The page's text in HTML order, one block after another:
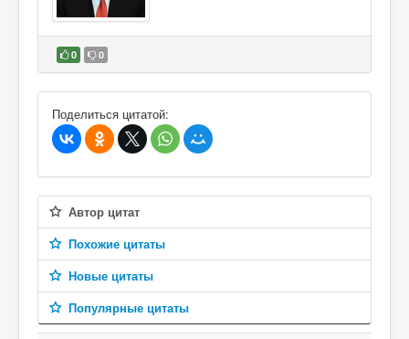
0 0
В избранное
Поделиться цитатой:
Автор цитат
Похожие цитаты
Новые цитаты
Популярные цитаты